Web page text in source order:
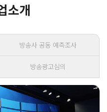
소개
방송사 공동 예측조사
방송광고심의